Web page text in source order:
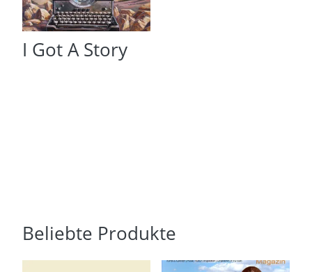
I Got A Story
Beliebte Produkte